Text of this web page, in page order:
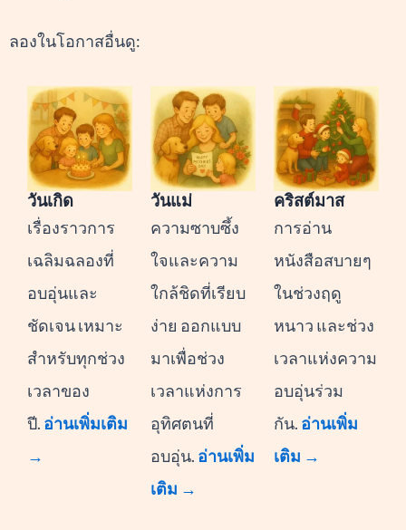
ลองในโอกาสอื่นดู:
วันเกิด
เรื่องราวการ
เฉลิมฉลองที่
อบอุ่นและ
ชัดเจน เหมาะ
สำหรับทุกช่วง
เวลาของ
ปี. อ่านเพิ่มเติม
→
วันแม่
ความซาบซึ้ง
ใจและความ
ใกล้ชิดที่เรียบ
ง่าย ออกแบบ
มาเพื่อช่วง
เวลาแห่งการ
อุทิศตนที่
อบอุ่น. อ่านเพิ่ม
เติม →
คริสต์มาส
การอ่าน
หนังสือสบายๆ
ในช่วงฤดู
หนาว และช่วง
เวลาแห่งความ
อบอุ่นร่วม
กัน. อ่านเพิ่ม
เติม →